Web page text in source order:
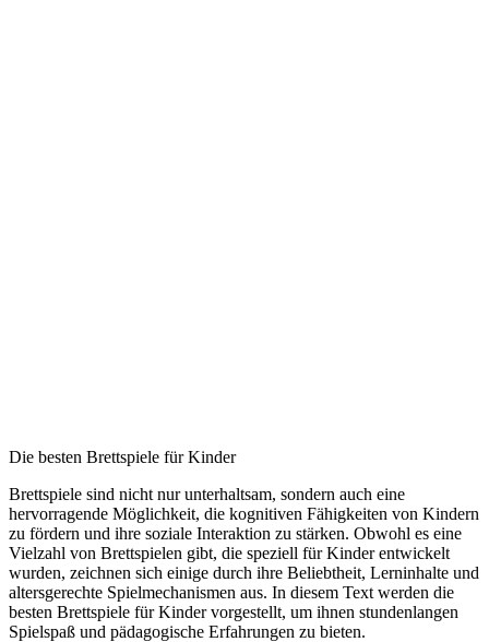
Die besten Brettspiele für Kinder
Brettspiele sind nicht nur unterhaltsam, sondern auch eine
hervorragende Möglichkeit, die kognitiven Fähigkeiten von Kindern
zu fördern und ihre soziale Interaktion zu stärken. Obwohl es eine
Vielzahl von Brettspielen gibt, die speziell für Kinder entwickelt
wurden, zeichnen sich einige durch ihre Beliebtheit, Lerninhalte und
altersgerechte Spielmechanismen aus. In diesem Text werden die
besten Brettspiele für Kinder vorgestellt, um ihnen stundenlangen
Spielspaß und pädagogische Erfahrungen zu bieten.